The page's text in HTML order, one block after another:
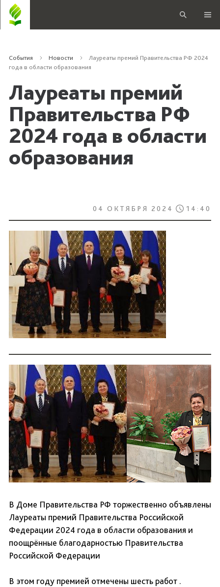
События Новости
Лауреаты премий Правительства РФ 2024
года в области образования
Лауреаты премий
Правительства РФ
2024 года в области
образования
04 ОКТЯБРЯ 2024 14:40
В Доме Правительства РФ торжественно объявлены
Лауреаты премий Правительства Российской
Федерации 2024 года в области образования и
поощрённые благодарностью Правительства
Российской Федерации
В этом году премией отмечены шесть работ .